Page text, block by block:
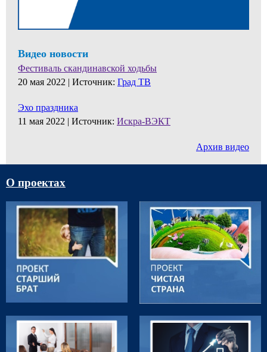
Видео новости
Фестиваль скандинавской ходьбы
20 мая 2022 | Источник: Град ТВ
Эхо праздника
11 мая 2022 | Источник: Искра-ВЭКТ
Архив видео
О проектах